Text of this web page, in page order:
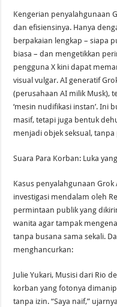
Kengerian penyalahgunaan
dan efisiensinya. Hanya
berpakaian lengkap – siapa
biasa – dan mengetikkan
pengguna X kini dapat
visual vulgar. AI generatif
(perusahaan AI milik Musk),
‘mesin nudifikasi instan’. Ini
masif, tetapi juga bentuk
menjadi objek seksual,
Suara Para Korban: Luka
Kasus penyalahgunaan
investigasi mendalam oleh
permintaan publik yang
wanita agar tampak
tanpa busana sama sekali.
menghancurkan:
Julie Yukari, Musisi dari Rio
korban yang fotonya
tanpa izin. “Saya naif,”